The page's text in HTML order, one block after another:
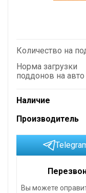
Количество на
Норма загрузки
поддонов на авто
Наличие
Производитель
Вы можете